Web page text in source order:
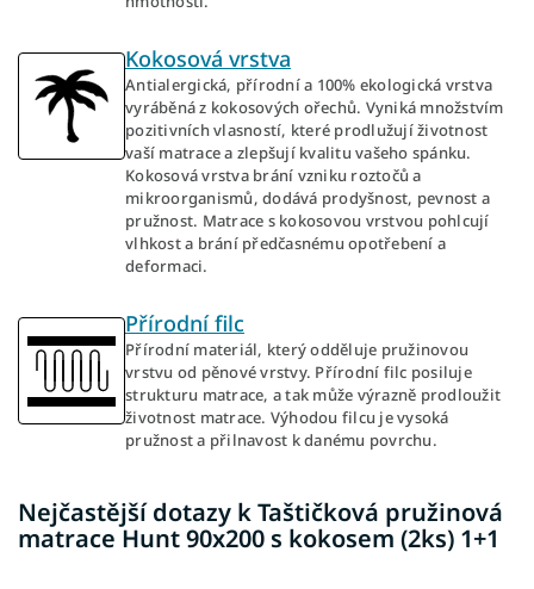
Kokosová vrstva
Antialergická, přírodní a 100% ekologická vrstva
vyráběná z kokosových ořechů. Vyniká množstvím
pozitivních vlasností, které prodlužují životnost
vaší matrace a zlepšují kvalitu vašeho spánku.
Kokosová vrstva brání vzniku roztočů a
mikroorganismů, dodává prodyšnost, pevnost a
pružnost. Matrace s kokosovou vrstvou pohlcují
vlhkost a brání předčasnému opotřebení a
deformaci.
Přírodní filc
Přírodní materiál, který odděluje pružinovou
vrstvu od pěnové vrstvy. Přírodní filc posiluje
strukturu matrace, a tak může výrazně prodloužit
životnost matrace. Výhodou filcu je vysoká
pružnost a přilnavost k danému povrchu.
Nejčastější dotazy k Taštičková pružinová
matrace Hunt 90x200 s kokosem (2ks) 1+1